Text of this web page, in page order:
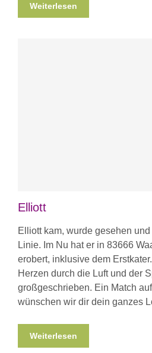
Weiterlesen
Elliott
Elliott kam, wurde gesehen
Linie. Im Nu hat er in 83666
erobert, inklusive dem
Herzen durch die Luft und der
großgeschrieben. Ein Match
wünschen wir dir dein ganzes
Weiterlesen